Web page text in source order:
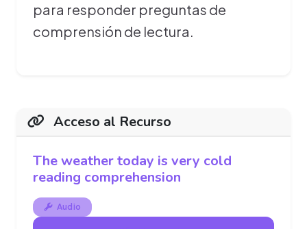
para responder preguntas de
comprensión de lectura.
Acceso al Recurso
The weather today is very cold
reading comprehension
Audio